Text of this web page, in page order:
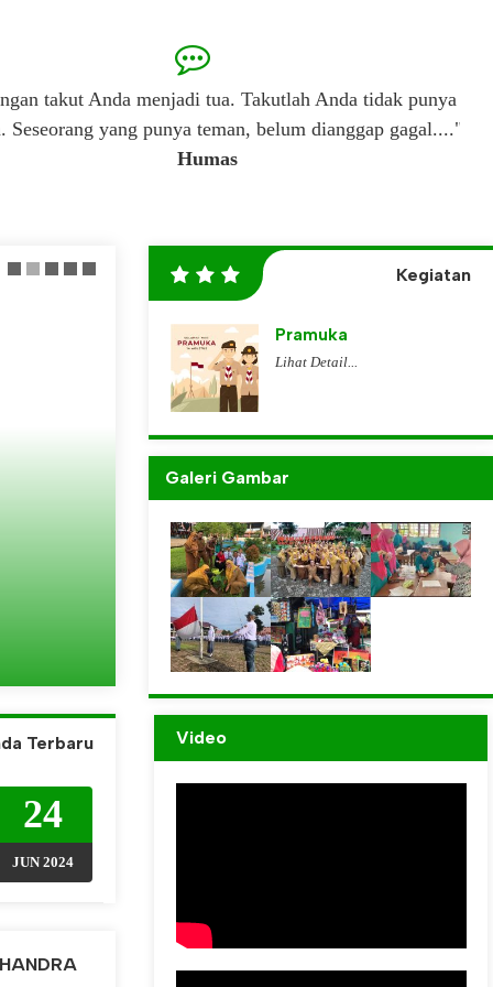
takut Anda menjadi tua. Takutlah Anda tidak punya
Seseorang yang punya teman, belum dianggap gagal...."
Humas
Terbaru
24
JUN 2024
Kegiatan
Pramuka
Lihat Detail...
Galeri Gambar
Video